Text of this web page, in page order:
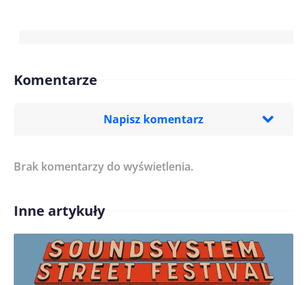
Komentarze
Napisz komentarz
Treść komentarza*
Imię/ Nick*
Brak komentarzy do wyświetlenia.
Inne artykuły